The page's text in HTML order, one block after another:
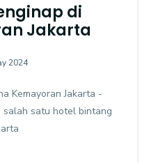
di
Jakarta
2024
Kemayoran Jakarta -
salah satu hotel bintang